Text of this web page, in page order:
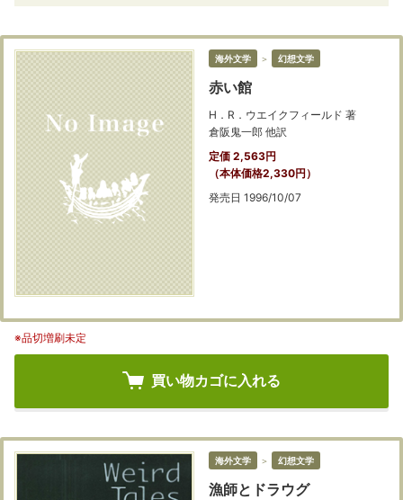
海外文学 ＞ 幻想文学
赤い館
H．R．ウエイクフィールド 著
倉阪鬼一郎 他訳
定価 2,563円
（本体価格2,330円）
発売日 1996/10/07
※品切増刷未定
買い物カゴに入れる
海外文学 ＞ 幻想文学
漁師とドラウグ